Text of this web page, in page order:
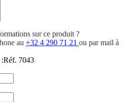
sur ce produit ?
au +32 4 290 71 21 ou par mail à
Réf. 7043